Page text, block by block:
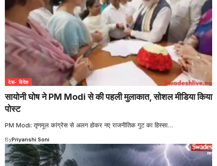
देश- विदेश
सायोनी घोष ने PM Modi से की पहली मुलाकात, सोशल मीडिया किया
पोस्ट
PM Modi: तृणमूल कांग्रेस से अलग होकर नए राजनीतिक गुट का हिस्सा…
ByPriyanshi Soni